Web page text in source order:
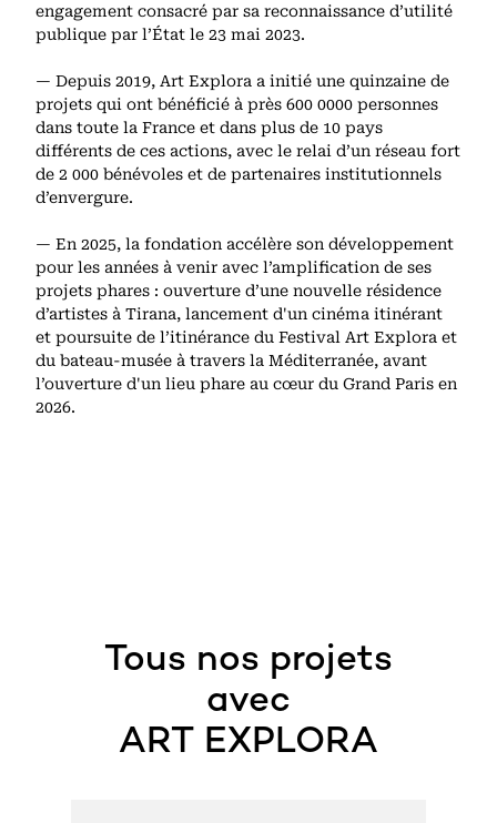
engagement consacré par sa reconnaissance d’utilité
publique par l’État le 23 mai 2023.
— Depuis 2019, Art Explora a initié une quinzaine de
projets qui ont bénéficié à près 600 0000 personnes
dans toute la France et dans plus de 10 pays
différents de ces actions, avec le relai d’un réseau fort
de 2 000 bénévoles et de partenaires institutionnels
d’envergure.
— En 2025, la fondation accélère son développement
pour les années à venir avec l’amplification de ses
projets phares : ouverture d’une nouvelle résidence
d’artistes à Tirana, lancement d'un cinéma itinérant
et poursuite de l’itinérance du Festival Art Explora et
du bateau-musée à travers la Méditerranée, avant
l’ouverture d'un lieu phare au cœur du Grand Paris en
2026.
Tous nos projets
avec
ART EXPLORA